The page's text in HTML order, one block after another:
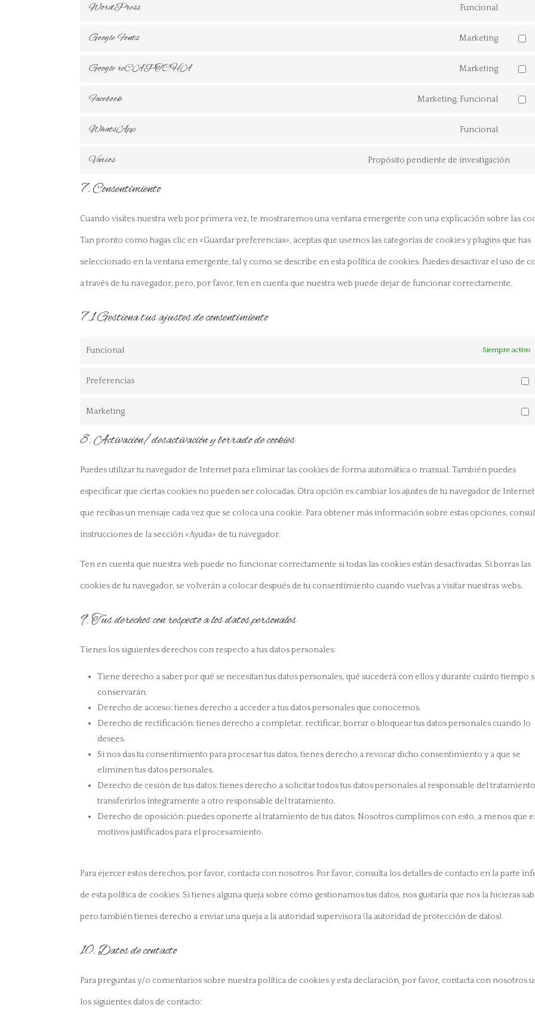
WordPress
Funcional
Google Fonts
Marketing
Google reCAPTCHA
Marketing
Facebook
Marketing, Funcional
WhatsApp
Funcional
to
Varios
Propósito pendiente de investigación
7. Consentimiento
Cuando visites nuestra web por primera vez, te mostraremos una ventana emergente con una explicación sobre las
Tan pronto como hagas clic en «Guardar preferencias», aceptas que usemos las categorías de cookies y plugins que has
seleccionado en la ventana emergente, tal y como se describe en esta política de cookies. Puedes desactivar el uso de
a través de tu navegador, pero, por favor, ten en cuenta que nuestra web puede dejar de funcionar correctamente.
7.1 Gestiona tus ajustes de consentimiento
Funcional Siempre activo
Preferencias
Marketing
8. Activación/desactivación y borrado de cookies
Puedes utilizar tu navegador de Internet para eliminar las cookies de forma automática o manual. También puedes
especificar que ciertas cookies no pueden ser colocadas. Otra opción es cambiar los ajustes de tu navegador de
que recibas un mensaje cada vez que se coloca una cookie. Para obtener más información sobre estas opciones,
instrucciones de la sección «Ayuda» de tu navegador.
Ten en cuenta que nuestra web puede no funcionar correctamente si todas las cookies están desactivadas. Si borras las
cookies de tu navegador, se volverán a colocar después de tu consentimiento cuando vuelvas a visitar nuestras webs.
9. Tus derechos con respecto a los datos personales
Tienes los siguientes derechos con respecto a tus datos personales:
Tiene derecho a saber por qué se necesitan tus datos personales, qué sucederá con ellos y durante cuánto tiempo
conservarán.
Derecho de acceso: tienes derecho a acceder a tus datos personales que conocemos.
Derecho de rectificación: tienes derecho a completar, rectificar, borrar o bloquear tus datos personales cuando lo
desees.
Si nos das tu consentimiento para procesar tus datos, tienes derecho a revocar dicho consentimiento y a que se
eliminen tus datos personales.
Derecho de cesión de tus datos: tienes derecho a solicitar todos tus datos personales al responsable del
transferirlos íntegramente a otro responsable del tratamiento.
Derecho de oposición: puedes oponerte al tratamiento de tus datos. Nosotros cumplimos con esto, a menos que
motivos justificados para el procesamiento.
Para ejercer estos derechos, por favor, contacta con nosotros. Por favor, consulta los detalles de contacto en la parte
de esta política de cookies. Si tienes alguna queja sobre cómo gestionamos tus datos, nos gustaría que nos la hicieras
pero también tienes derecho a enviar una queja a la autoridad supervisora (la autoridad de protección de datos).
10. Datos de contacto
Para preguntas y/o comentarios sobre nuestra política de cookies y esta declaración, por favor, contacta con nosotros
los siguientes datos de contacto: